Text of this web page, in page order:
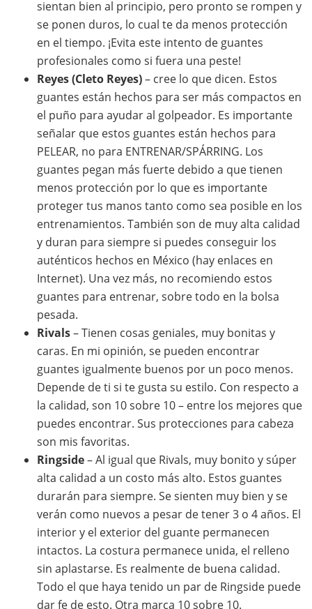
sientan bien al principio, pero pronto se rompen y
se ponen duros, lo cual te da menos protección
en el tiempo. ¡Evita este intento de guantes
profesionales como si fuera una peste!
Reyes (Cleto Reyes)– cree lo que dicen. Estos
guantes están hechos para ser más compactos en
el puño para ayudar al golpeador. Es importante
señalar que estos guantes están hechos para
PELEAR, no para ENTRENAR/SPÁRRING. Los
guantes pegan más fuerte debido a que tienen
menos protección por lo que es importante
proteger tus manos tanto como sea posible en los
entrenamientos. También son de muy alta calidad
y duran para siempre si puedes conseguir los
auténticos hechos en México (hay enlaces en
Internet). Una vez más, no recomiendo estos
guantes para entrenar, sobre todo en la bolsa
pesada.
Rivals– Tienen cosas geniales, muy bonitas y
caras. En mi opinión, se pueden encontrar
guantes igualmente buenos por un poco menos.
Depende de ti si te gusta su estilo. Con respecto a
la calidad, son 10 sobre 10 – entre los mejores que
puedes encontrar. Sus protecciones para cabeza
son mis favoritas.
Ringside– Al igual que Rivals, muy bonito y súper
alta calidad a un costo más alto. Estos guantes
durarán para siempre. Se sienten muy bien y se
verán como nuevos a pesar de tener 3 o 4 años. El
interior y el exterior del guante permanecen
intactos. La costura permanece unida, el relleno
sin aplastarse. Es realmente de buena calidad.
Todo el que haya tenido un par de Ringside puede
dar fe de esto. Otra marca 10 sobre 10.